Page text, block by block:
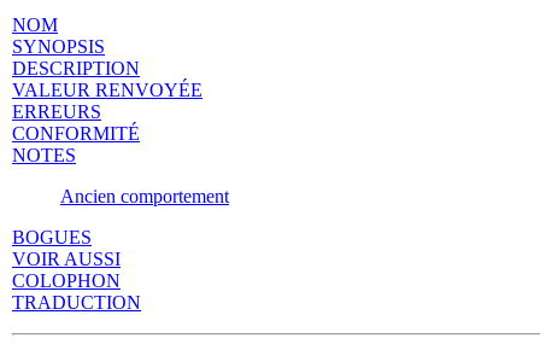
NOM
SYNOPSIS
DESCRIPTION
VALEUR RENVOYÉE
ERREURS
CONFORMITÉ
NOTES
Ancien comportement
BOGUES
VOIR AUSSI
COLOPHON
TRADUCTION